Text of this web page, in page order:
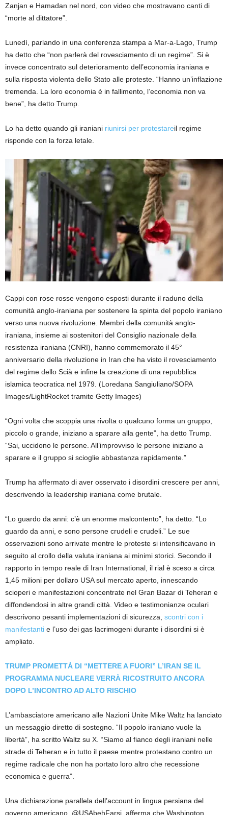
Zanjan e Hamadan nel nord, con video che mostravano canti di
“morte al dittatore”.
Lunedì, parlando in una conferenza stampa a Mar-a-Lago, Trump
ha detto che “non parlerà del rovesciamento di un regime”. Si è
invece concentrato sul deterioramento dell’economia iraniana e
sulla risposta violenta dello Stato alle proteste. “Hanno un’inflazione
tremenda. La loro economia è in fallimento, l’economia non va
bene”, ha detto Trump.
Lo ha detto quando gli iraniani riunirsi per protestareil regime
risponde con la forza letale.
Cappi con rose rosse vengono esposti durante il raduno della
comunità anglo-iraniana per sostenere la spinta del popolo iraniano
verso una nuova rivoluzione. Membri della comunità anglo-
iraniana, insieme ai sostenitori del Consiglio nazionale della
resistenza iraniana (CNRI), hanno commemorato il 45°
anniversario della rivoluzione in Iran che ha visto il rovesciamento
del regime dello Scià e infine la creazione di una repubblica
islamica teocratica nel 1979. (Loredana Sangiuliano/SOPA
Images/LightRocket tramite Getty Images)
“Ogni volta che scoppia una rivolta o qualcuno forma un gruppo,
piccolo o grande, iniziano a sparare alla gente”, ha detto Trump.
“Sai, uccidono le persone. All’improvviso le persone iniziano a
sparare e il gruppo si scioglie abbastanza rapidamente.”
Trump ha affermato di aver osservato i disordini crescere per anni,
descrivendo la leadership iraniana come brutale.
“Lo guardo da anni: c’è un enorme malcontento”, ha detto. “Lo
guardo da anni, e sono persone crudeli e crudeli.” Le sue
osservazioni sono arrivate mentre le proteste si intensificavano in
seguito al crollo della valuta iraniana ai minimi storici. Secondo il
rapporto in tempo reale di Iran International, il rial è sceso a circa
1,45 milioni per dollaro USA sul mercato aperto, innescando
scioperi e manifestazioni concentrate nel Gran Bazar di Teheran e
diffondendosi in altre grandi città. Video e testimonianze oculari
descrivono pesanti implementazioni di sicurezza, scontri con i
manifestanti e l’uso dei gas lacrimogeni durante i disordini si è
ampliato.
TRUMP PROMETTÀ DI “METTERE A FUORI” L’IRAN SE IL
PROGRAMMA NUCLEARE VERRÀ RICOSTRUITO ANCORA
DOPO L’INCONTRO AD ALTO RISCHIO
L’ambasciatore americano alle Nazioni Unite Mike Waltz ha lanciato
un messaggio diretto di sostegno. “Il popolo iraniano vuole la
libertà”, ha scritto Waltz su X. “Siamo al fianco degli iraniani nelle
strade di Teheran e in tutto il paese mentre protestano contro un
regime radicale che non ha portato loro altro che recessione
economica e guerra”.
Una dichiarazione parallela dell’account in lingua persiana del
governo americano, @USAbehFarsi, afferma che Washington